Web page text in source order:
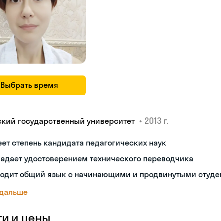
Выбрать время
государственный университет • 2013 г.
степень кандидата педагогических наук
удостоверением технического переводчика
общий язык с начинающими и продвинутыми
и цены